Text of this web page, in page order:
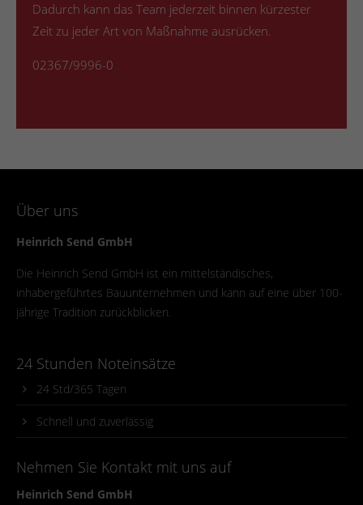
Dadurch kann das Team jederzeit binnen kürzester
Zeit zu jeder Art von Maßnahme ausrücken.
02367/9996-0
Über uns
Heinrich Send GmbH
Die Heinrich Send GmbH ist ein mittelständisches,
inhabergeführtes Bauunternehmen und kann auf eine über 100-
jährige Tradition zurückblicken.
24 Stunden Noteinsätze
24 Std/365 Tagen
Schnell und zuverlässig
Nehmen Sie Kontakt mit uns auf
Heinrich Send GmbH